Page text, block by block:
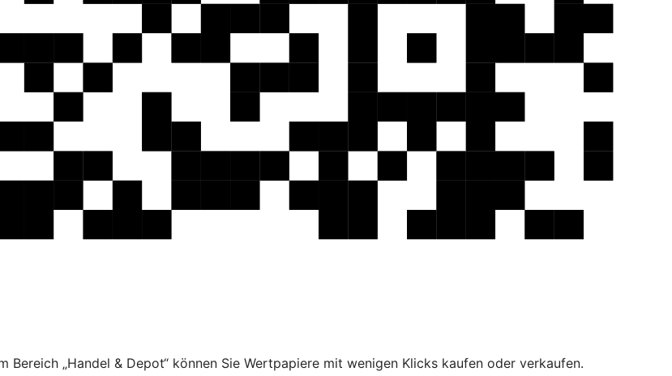
„Handel & Depot“ können Sie Wertpapiere mit wenigen Klicks kaufen oder verkaufen.